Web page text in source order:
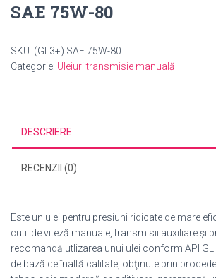
SAE 75W-80
SKU: (GL3+) SAE 75W-80
Categorie: Uleiuri transmisie manuală
DESCRIERE
RECENZII (0)
Este un ulei pentru presiuni ridicate de mare
cutii de viteză manuale, transmisii auxiliare şi
recomandă utlizarea unui ulei conform API GL
de bază de înaltă calitate, obţinute prin